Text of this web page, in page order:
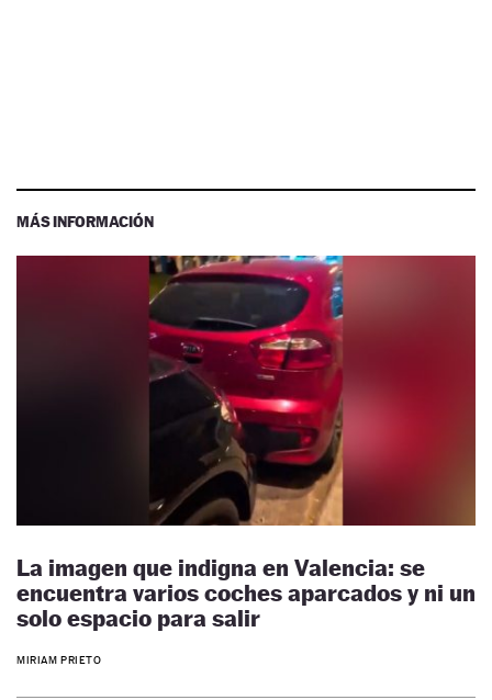
MÁS INFORMACIÓN
La imagen que indigna en Valencia: se
encuentra varios coches aparcados y ni un
solo espacio para salir
MIRIAM PRIETO